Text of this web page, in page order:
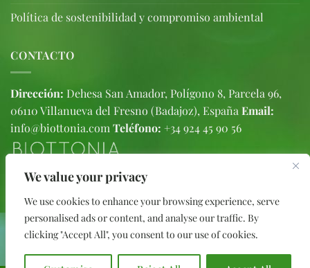
We value your privacy
We use cookies to enhance your browsing experience, serve
personalised ads or content, and analyse our traffic. By
clicking "Accept All", you consent to our use of cookies.
Política de sostenibilidad y compromiso ambiental
CONTACTO
Dirección: Dehesa San Amador, Polígono 8, Parcela 96,
06110 Villanueva del Fresno (Badajoz), España Email:
info@biottonia.com Teléfono: +34 924 45 90 56
Subvenciones